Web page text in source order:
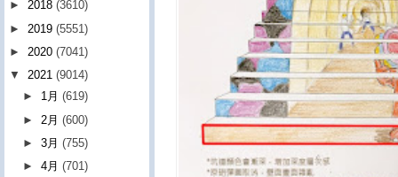
► 2018 (3610)
► 2019 (5551)
► 2020 (7041)
▼ 2021 (9014)
► 1月(619)
► 2月(600)
►3月(755)
►4月(701)